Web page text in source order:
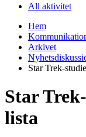
All aktivitet
Hem
Arkivet
Star Trek-
Star
lista